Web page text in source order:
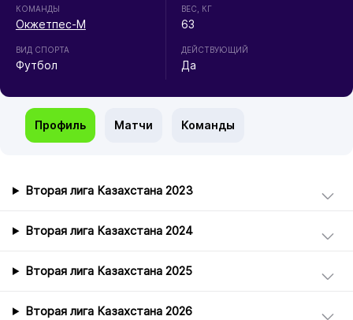
КОМАНДЫ
Окжетпес-М
ВИД СПОРТА
Футбол
ВЕС, КГ
63
ДЕЙСТВУЮЩИЙ
Да
Профиль Матчи Команды
Вторая лига Казахстана 2023
Вторая лига Казахстана 2024
Вторая лига Казахстана 2025
Вторая лига Казахстана 2026